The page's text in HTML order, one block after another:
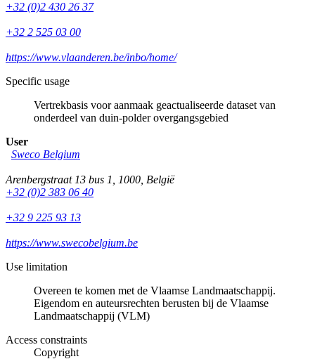
+32 (0)2 430 26 37
+32 2 525 03 00
https://www.vlaanderen.be/inbo/home/
Specific usage
Vertrekbasis voor aanmaak geactualiseerde dataset van
onderdeel van duin-polder overgangsgebied
User
Sweco Belgium
Arenbergstraat 13 bus 1 1000 België
+32 (0)2 383 06 40
+32 9 225 93 13
https://www.swecobelgium.be
Use limitation
Overeen te komen met de Vlaamse Landmaatschappij.
Eigendom en auteursrechten berusten bij de Vlaamse
Landmaatschappij (VLM)
Access constraints
Copyright